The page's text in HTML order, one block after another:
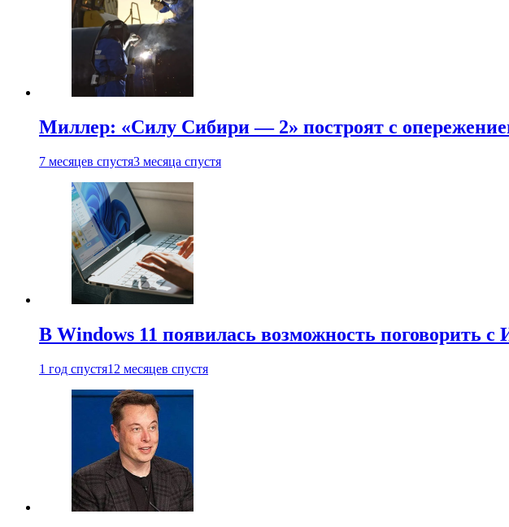
Миллер: «Силу Сибири — 2» построят с
7 месяцев спустя3 месяца спустя
В Windows 11 появилась возможность поговорить с
1 год спустя12 месяцев спустя